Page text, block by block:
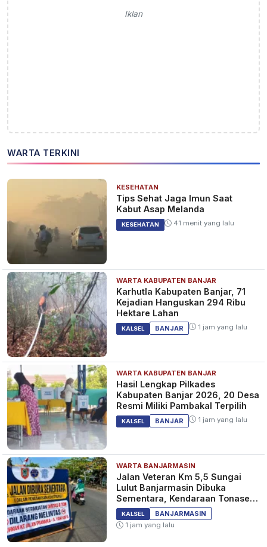
Iklan
WARTA TERKINI
KESEHATAN
Tips Sehat Jaga Imun Saat
Kabut Asap Melanda
KESEHATAN 41 menit yang lalu
WARTA KABUPATEN BANJAR
Karhutla Kabupaten Banjar, 71
Kejadian Hanguskan 294 Ribu
Hektare Lahan
KALSEL BANJAR 1 jam yang lalu
WARTA KABUPATEN BANJAR
Hasil Lengkap Pilkades
Kabupaten Banjar 2026, 20 Desa
Resmi Miliki Pambakal Terpilih
KALSEL BANJAR 1 jam yang lalu
WARTA BANJARMASIN
Jalan Veteran Km 5,5 Sungai
Lulut Banjarmasin Dibuka
Sementara, Kendaraan Tonase
Besar Dilarang
KALSEL
BANJARMASIN
1 jam yang lalu